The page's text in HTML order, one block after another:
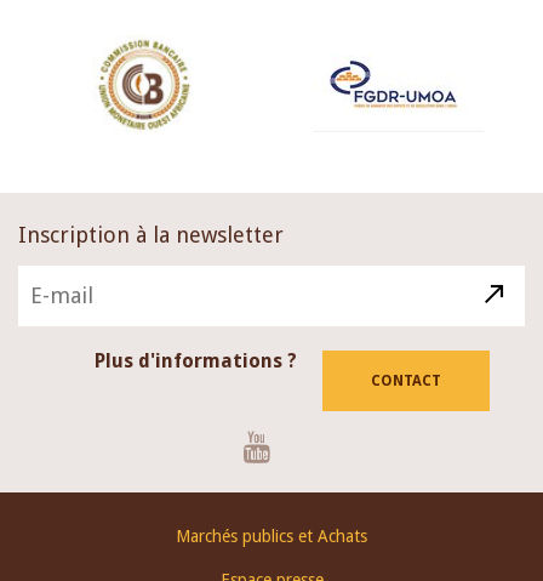
Inscription à la newsletter
Plus d'informations ?
CONTACT
Marchés publics et Achats